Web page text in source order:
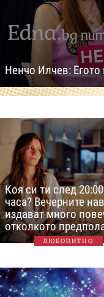
Ненчо Илчев: Егото
Коя си ти след 20:00
часа? Вечерните
издават много
отколкото
ЛЮБОПИТНО